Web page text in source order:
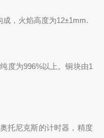
成，火焰高度为12±1mm.
度为996%以上。铜块由1
托尼克斯的计时器，精度